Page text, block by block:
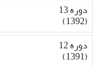
دوره 13
(1392)
دوره 12
(1391)